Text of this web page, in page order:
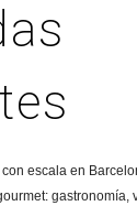
escala en
gastronomía,